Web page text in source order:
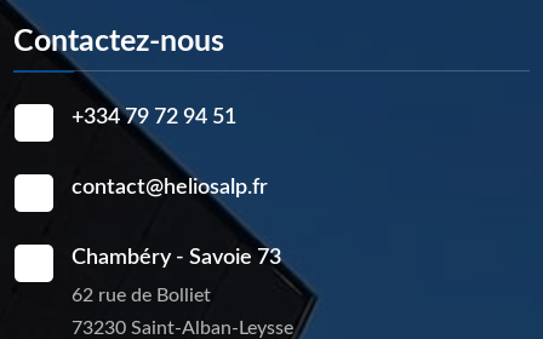
Contactez-nous
+334 79 72 94 51
contact@heliosalp.fr
Chambéry - Savoie 73
62 rue de Bolliet
73230 Saint-Alban-Leysse